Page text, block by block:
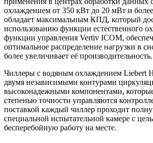
охлаждением от 350 кВт до 20 мВт и
обладает максимальным КПД, который
использованию функции естественного
функции управления Vertiv ICOM,
оптимальное распределение нагрузки в
более увеличивает её производительность.
Чиллеры с водяным охлаждением Liebert
двумя независимыми контурами
высоконадежными компонентами,
степенью точности управляются
поставкой каждый чиллер проходит
специальной испытательной камере с
бесперебойную работу на месте.